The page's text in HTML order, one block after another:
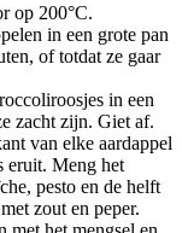
op 200°C.
in een grote pan
of totdat ze gaar
in een
zacht zijn. Giet af.
van elke aardappel
eruit. Meng het
pesto en de helft
zout en peper.